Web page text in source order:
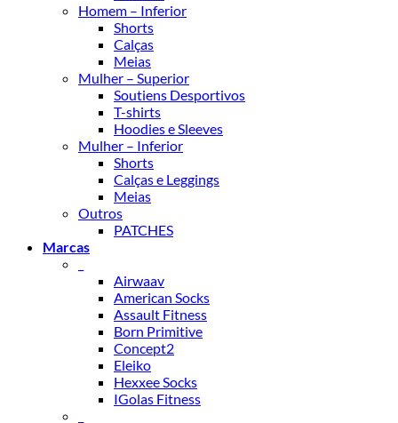
Homem – Inferior
Shorts
Calças
Meias
Mulher – Superior
Soutiens Desportivos
T-shirts
Hoodies e Sleeves
Mulher – Inferior
Shorts
Calças e Leggings
Meias
Outros
PATCHES
Marcas
Airwaav
American Socks
Assault Fitness
Born Primitive
Concept2
Eleiko
Hexxee Socks
IGolas Fitness